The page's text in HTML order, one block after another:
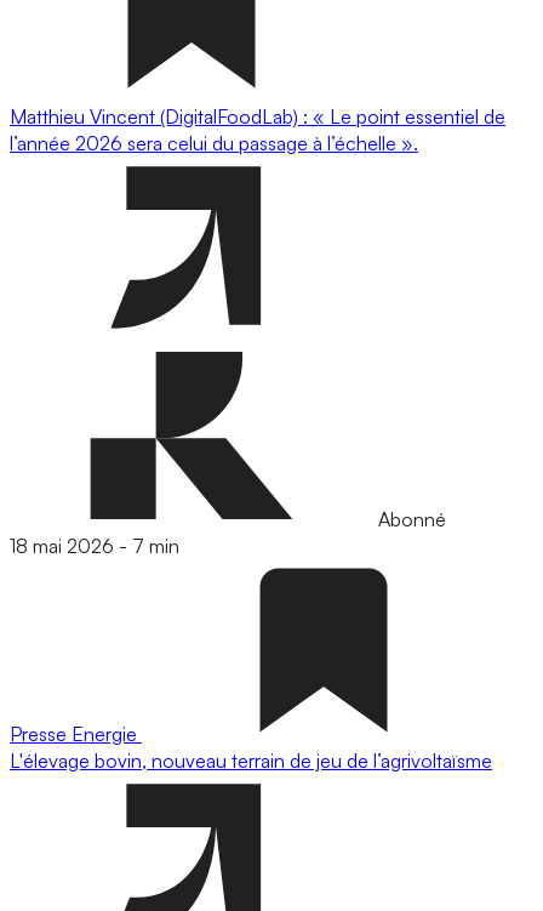
Matthieu Vincent (DigitalFoodLab) : « Le point essentiel de
l’année 2026 sera celui du passage à l’échelle ».
Abonné
18 mai 2026 - 7 min
Presse Energie
L'élevage bovin, nouveau terrain de jeu de l’agrivoltaïsme